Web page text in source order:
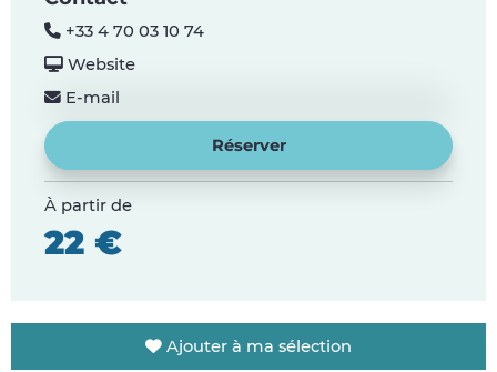
+33 4 70 03 10 74
Website
E-mail
Réserver
À partir de
22 €
Ajouter à ma sélection